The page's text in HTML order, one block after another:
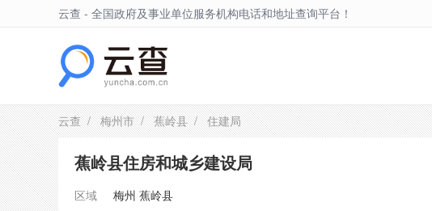
云查 - 全国政府及事业单位服务机构电话和地址查询平台！
云查/梅州市/蕉岭县/ 住建局
蕉岭县住房和城乡建设局
区域 梅州 蕉岭县